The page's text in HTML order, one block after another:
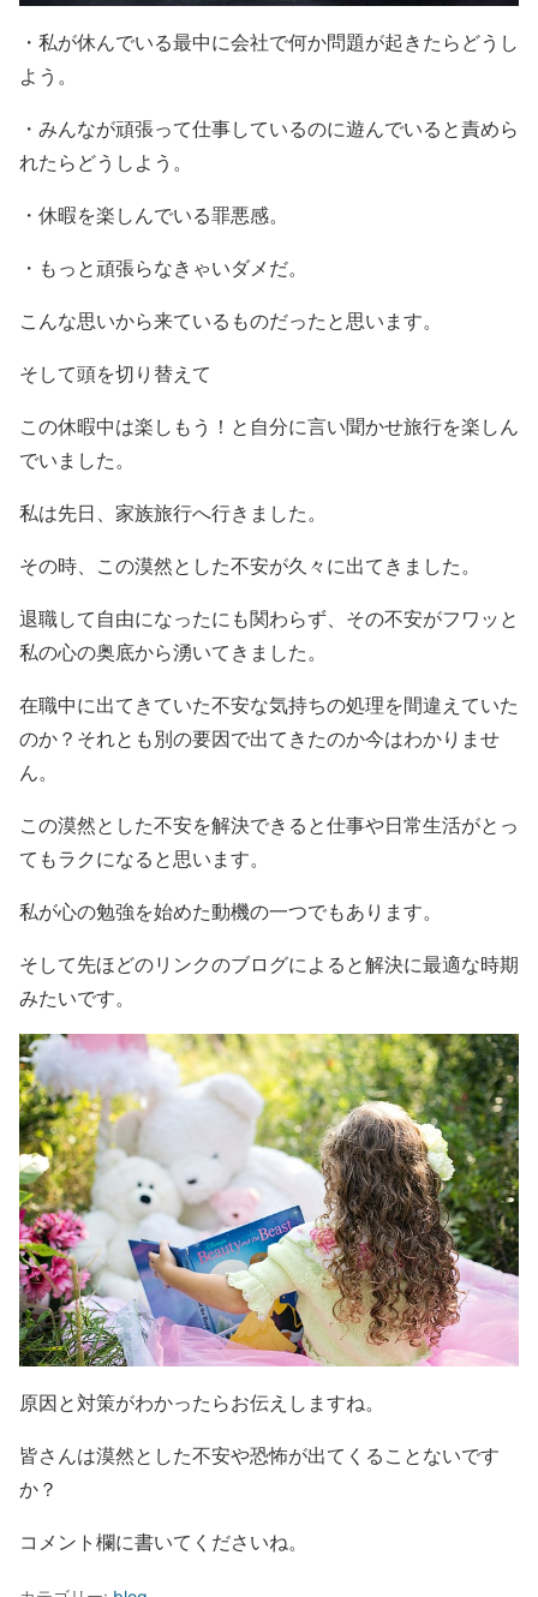
・私が休んでいる最中に会社で何か問題が起きたらどうし
よう。
・みんなが頑張って仕事しているのに遊んでいると責めら
れたらどうしよう。
・休暇を楽しんでいる罪悪感。
・もっと頑張らなきゃいダメだ。
こんな思いから来ているものだったと思います。
そして頭を切り替えて
この休暇中は楽しもう！と自分に言い聞かせ旅行を楽しん
でいました。
私は先日、家族旅行へ行きました。
その時、この漠然とした不安が久々に出てきました。
退職して自由になったにも関わらず、その不安がフワッと
私の心の奥底から湧いてきました。
在職中に出てきていた不安な気持ちの処理を間違えていた
のか？それとも別の要因で出てきたのか今はわかりませ
ん。
この漠然とした不安を解決できると仕事や日常生活がとっ
てもラクになると思います。
私が心の勉強を始めた動機の一つでもあります。
そして先ほどのリンクのブログによると解決に最適な時期
みたいです。
原因と対策がわかったらお伝えしますね。
皆さんは漠然とした不安や恐怖が出てくることないです
か？
コメント欄に書いてくださいね。